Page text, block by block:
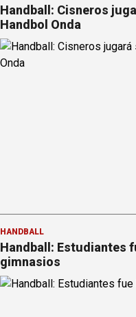
Handball: Cisneros
Handbol Onda
HANDBALL
Handball: Estudiantes
gimnasios